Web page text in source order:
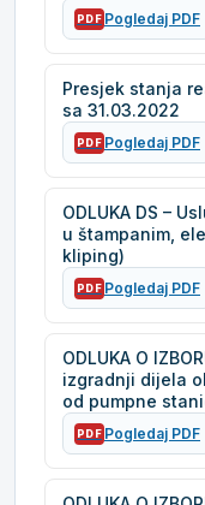
PDF Pogledaj PDF
Presjek stanja
sa 31.03.2022
PDF Pogledaj PDF
ODLUKA DS –
u štampanim,
kliping)
PDF Pogledaj PDF
ODLUKA O
izgradnji dijela
od pumpne
PDF Pogledaj PDF